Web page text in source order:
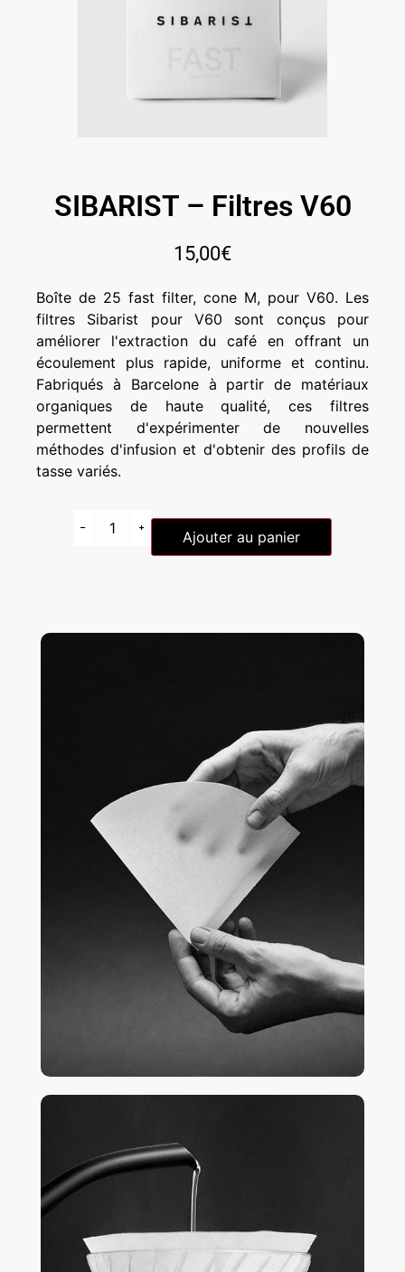
SIBARIST – Filtres V60
15,00€
Boîte de 25 fast filter, cone M, pour V60. Les
filtres Sibarist pour V60 sont conçus pour
améliorer l'extraction du café en offrant un
écoulement plus rapide, uniforme et continu.
Fabriqués à Barcelone à partir de matériaux
organiques de haute qualité, ces filtres
permettent d'expérimenter de nouvelles
méthodes d'infusion et d'obtenir des profils de
tasse variés.
Ajouter au panier